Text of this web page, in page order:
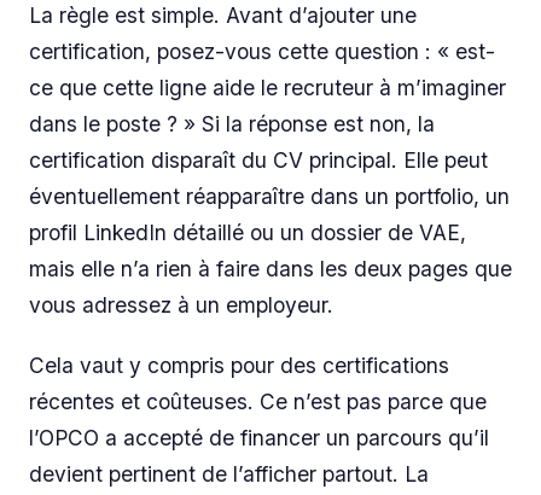
La règle est simple. Avant d’ajouter une
certification, posez-vous cette question : « est-
ce que cette ligne aide le recruteur à m’imaginer
dans le poste ? » Si la réponse est non, la
certification disparaît du CV principal. Elle peut
éventuellement réapparaître dans un portfolio, un
profil LinkedIn détaillé ou un dossier de VAE,
mais elle n’a rien à faire dans les deux pages que
vous adressez à un employeur.
Cela vaut y compris pour des certifications
récentes et coûteuses. Ce n’est pas parce que
l’OPCO a accepté de financer un parcours qu’il
devient pertinent de l’afficher partout. La